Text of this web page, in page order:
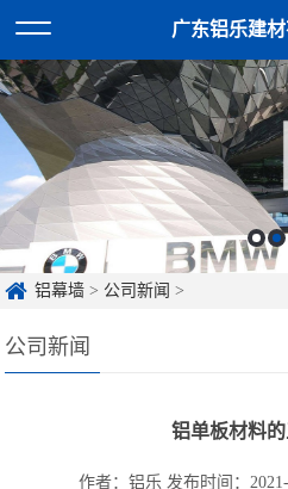
广东铝乐建
铝幕墙 > 公司新闻 >
公司新闻
铝单板材料
作者：铝乐 发布时间：